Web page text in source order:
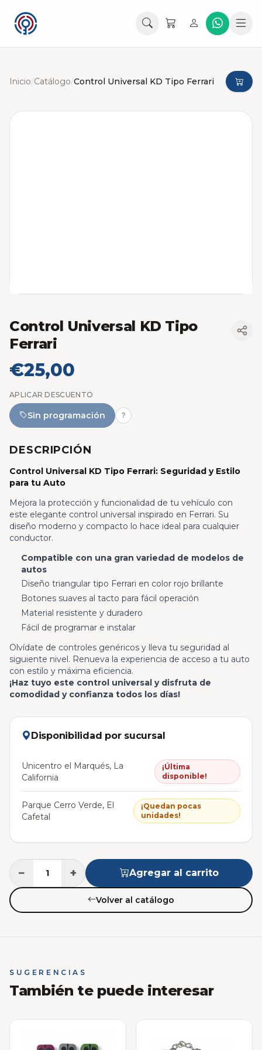
Inicio/Catálogo/Control Universal KD Tipo Ferrari
Control Universal KD Tipo
Ferrari
€25,00
APLICAR DESCUENTO
Sin programación ?
DESCRIPCIÓN
Control Universal KD Tipo Ferrari: Seguridad y Estilo
para tu Auto
Mejora la protección y funcionalidad de tu vehículo con
este elegante control universal inspirado en Ferrari. Su
diseño moderno y compacto lo hace ideal para cualquier
conductor.
Compatible con una gran variedad de modelos de
autos
Diseño triangular tipo Ferrari en color rojo brillante
Botones suaves al tacto para fácil operación
Material resistente y duradero
Fácil de programar e instalar
Olvídate de controles genéricos y lleva tu seguridad al
siguiente nivel. Renueva la experiencia de acceso a tu auto
con estilo y máxima eficiencia.
¡Haz tuyo este control universal y disfruta de
comodidad y confianza todos los días!
Disponibilidad por sucursal
Unicentro el Marqués, La
California
¡Última
disponible!
Parque Cerro Verde, El
Cafetal
¡Quedan pocas
unidades!
− + Agregar al carrito
Volver al catálogo
SUGERENCIAS
También te puede interesar